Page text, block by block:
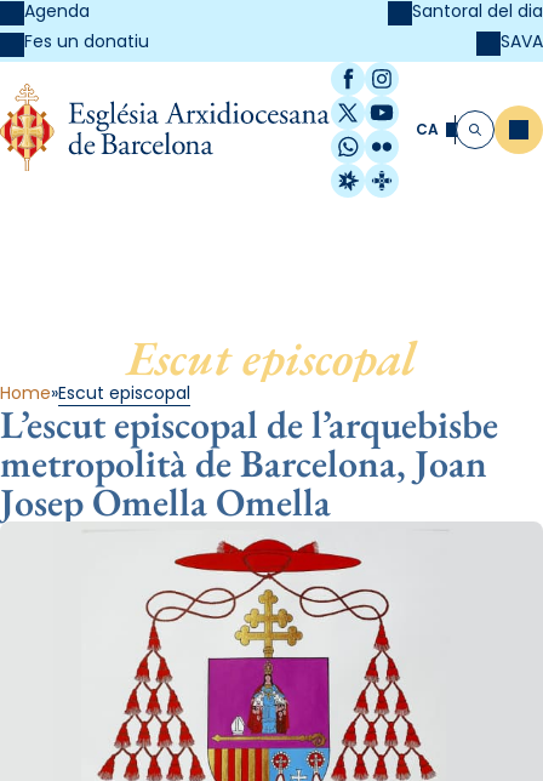
Agenda
Fes un donatiu
Santoral del dia
SAVA
Facebook
Instagram
X / Twitter
YouTube
WhatsApp
Flickr
Radio Estel
Catalunya
CA Cerca
Escut episcopal
Home Escut episcopal
L’escut episcopal de l’arquebisbe
metropolità de Barcelona, Joan
Josep Omella Omella